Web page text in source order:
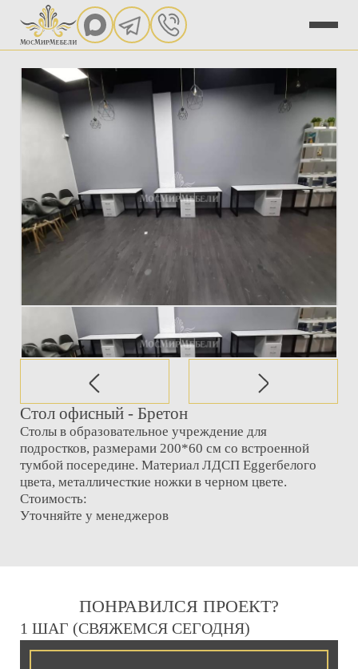
Стол офисный - Бретон
Столы в образовательное учреждение для
подростков, размерами 200*60 см со встроенной
тумбой посередине. Материал ЛДСП Eggerбелого
цвета, металличесткие ножки в черном цвете.
Стоимость:
Уточняйте у менеджеров
ПОНРАВИЛСЯ ПРОЕКТ?
1 ШАГ (СВЯЖЕМСЯ СЕГОДНЯ)